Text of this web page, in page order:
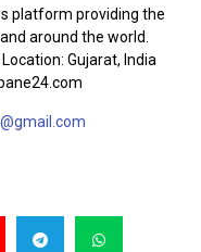
platform providing the
around the world.
Gujarat, India